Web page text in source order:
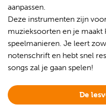
aanpassen.
Deze instrumenten zijn
muzieksoorten en je maakt
speelmanieren. Je leert
notenschrift en hebt snel
songs zal je gaan spelen!
De